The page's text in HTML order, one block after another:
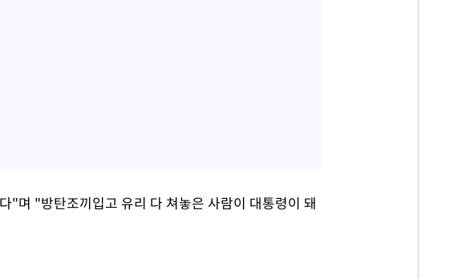
"며 "방탄조끼입고 유리 다 쳐놓은 사람이 대통령이 돼